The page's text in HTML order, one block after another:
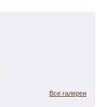
Все галереи